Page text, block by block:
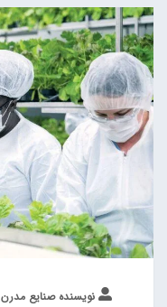
نویسنده صنایع مدرن